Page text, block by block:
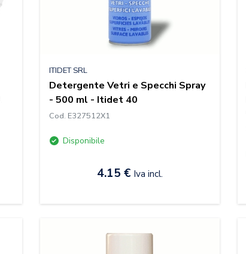
ITIDET SRL
Detergente Vetri e Specchi Spray
- 500 ml - Itidet 40
Cod. E327512X1
Disponibile
4.15 € Iva incl.